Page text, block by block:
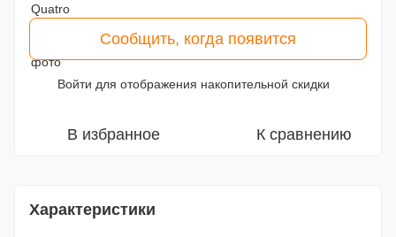
Сообщить, когда появится
Войти для отображения накопительной скидки
В избранное К сравнению
Характеристики